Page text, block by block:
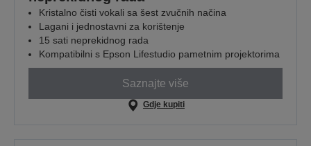
Kristalno čisti vokali sa šest zvučnih načina
Lagani i jednostavni za korištenje
15 sati neprekidnog rada
Kompatibilni s Epson Lifestudio pametnim projektorima
Saznajte više
Gdje kupiti